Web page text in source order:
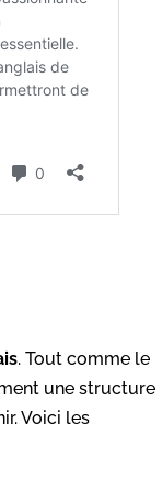
. Tout comme le
une structure
Voici les